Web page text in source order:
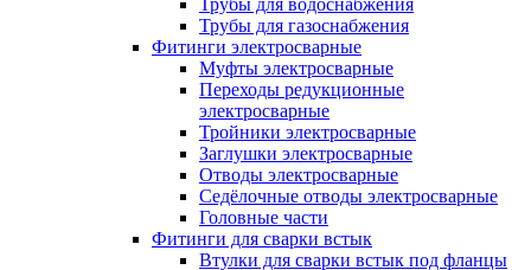
Трубы для водоснабжения
Трубы для газоснабжения
Фитинги электросварные
Муфты электросварные
Переходы редукционные
электросварные
Тройники электросварные
Заглушки электросварные
Отводы электросварные
Седёлочные отводы электросварные
Головные части
Фитинги для сварки встык
Втулки для сварки встык под фланцы